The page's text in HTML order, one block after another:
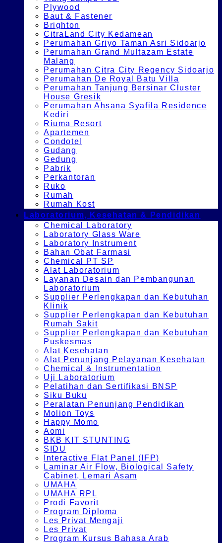
Plywood
Baut & Fastener
Brighton
CitraLand City Kedamean
Perumahan Griyo Taman Asri Sidoarjo
Perumahan Grand Multazam Estate
Malang
Perumahan Citra City Regency Sidoarjo
Perumahan De Royal Batu Villa
Perumahan Tanjung Bersinar Cluster
House Gresik
Perumahan Ahsana Syafila Residence
Kediri
Riuma Resort
Apartemen
Condotel
Gudang
Gedung
Pabrik
Perkantoran
Ruko
Rumah
Rumah Kost
Laboratorium, Kesehatan & Pendidikan
Chemical Laboratory
Laboratory Glass Ware
Laboratory Instrument
Bahan Obat Farmasi
Chemical PT SP
Alat Laboratorium
Layanan Desain dan Pembangunan
Laboratorium
Supplier Perlengkapan dan Kebutuhan
Klinik
Supplier Perlengkapan dan Kebutuhan
Rumah Sakit
Supplier Perlengkapan dan Kebutuhan
Puskesmas
Alat Kesehatan
Alat Penunjang Pelayanan Kesehatan
Chemical & Instrumentation
Uji Laboratorium
Pelatihan dan Sertifikasi BNSP
Siku Buku
Peralatan Penunjang Pendidikan
Molion Toys
Happy Momo
Aomi
BKB KIT STUNTING
SIDU
Interactive Flat Panel (IFP)
Laminar Air Flow, Biological Safety
Cabinet, Lemari Asam
UMAHA
UMAHA RPL
Prodi Favorit
Program Diploma
Les Privat Mengaji
Les Privat
Program Kursus Bahasa Arab